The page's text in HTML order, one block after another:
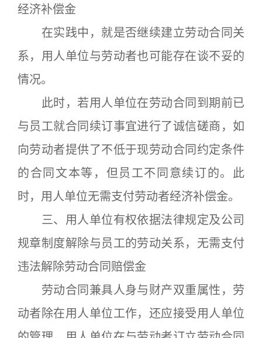
经济补偿金
在实践中，就是否继续建立劳动合同关
系，用人单位与劳动者也可能存在谈不妥的
情况。
此时，若用人单位在劳动合同到期前已
与员工就合同续订事宜进行了诚信磋商，如
向劳动者提供了不低于现劳动合同约定条件
的合同文本等，但员工不同意续订的。此
时，用人单位无需支付劳动者经济补偿金。
三、用人单位有权依据法律规定及公司
规章制度解除与员工的劳动关系，无需支付
违法解除劳动合同赔偿金
劳动合同兼具人身与财产双重属性，劳
动者除在用人单位工作，还应接受用人单位